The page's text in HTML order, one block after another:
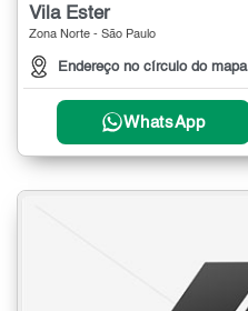
Vila Ester
Zona Norte - São Paulo
Endereço no círculo do mapa
WhatsApp